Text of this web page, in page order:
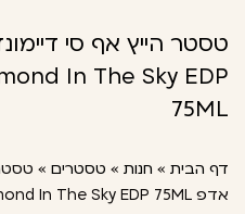
טסטר הייץ אף סי
In The Sky EDP
75ML
דף הבית » חנות » טסטרים »
אדפ Tester HFC Diamond In The Sky EDP 75ML